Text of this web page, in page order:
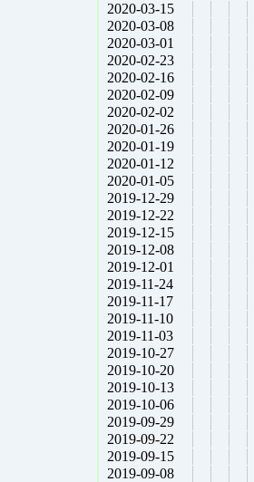
2020-03-15
2020-03-08
2020-03-01
2020-02-23
2020-02-16
2020-02-09
2020-02-02
2020-01-26
2020-01-19
2020-01-12
2020-01-05
2019-12-29
2019-12-22
2019-12-15
2019-12-08
2019-12-01
2019-11-24
2019-11-17
2019-11-10
2019-11-03
2019-10-27
2019-10-20
2019-10-13
2019-10-06
2019-09-29
2019-09-22
2019-09-15
2019-09-08